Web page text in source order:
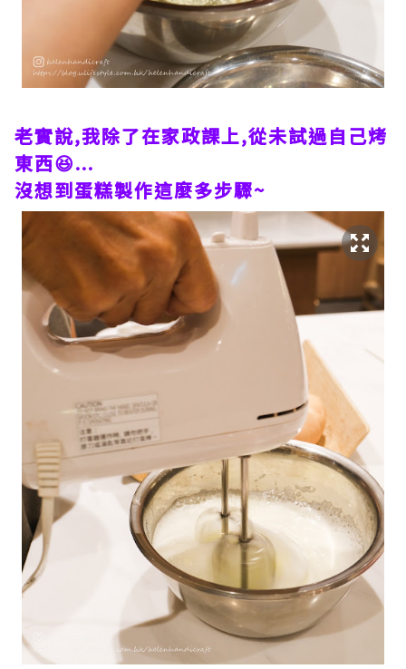
老實說,我除了在家政課上,從未試過自己烤
東西😆...
沒想到蛋糕製作這麼多步驟~